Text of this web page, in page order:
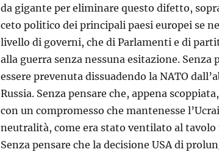
da gigante per eliminare questo difetto,
ceto politico dei principali paesi europei se
livello di governi, che di Parlamenti e di
alla guerra senza nessuna esitazione. Senza
essere prevenuta dissuadendo la NATO
Russia. Senza pensare che, appena
con un compromesso che mantenesse
neutralità, come era stato ventilato al
Senza pensare che la decisione USA di